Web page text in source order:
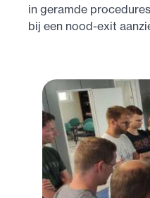
in geramde
bij een nood-exit